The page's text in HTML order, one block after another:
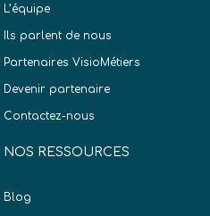
L’équipe
Ils parlent de nous
Partenaires VisioMétiers
Devenir partenaire
Contactez-nous
NOS RESSOURCES
Blog